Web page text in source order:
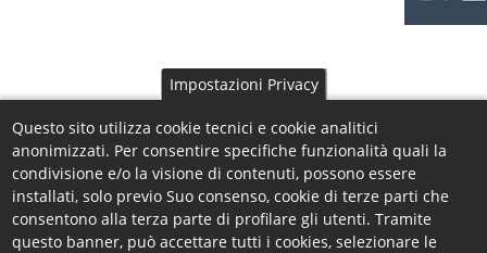
Impostazioni Privacy
Questo sito utilizza cookie tecnici e cookie analitici
anonimizzati. Per consentire specifiche funzionalità quali la
condivisione e/o la visione di contenuti, possono essere
installati, solo previo Suo consenso, cookie di terze parti che
consentono alla terza parte di profilare gli utenti. Tramite
questo banner, può accettare tutti i cookies, selezionare le